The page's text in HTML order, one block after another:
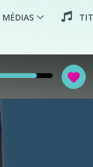
MÉDIAS
favorite